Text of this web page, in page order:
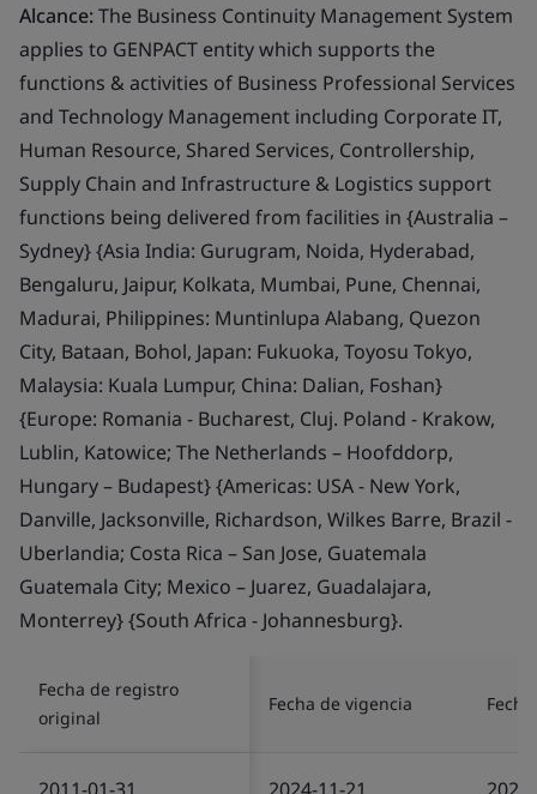
Alcance:The Business Continuity Management System
applies to GENPACT entity which supports the
functions & activities of Business Professional Services
and Technology Management including Corporate IT,
Human Resource, Shared Services, Controllership,
Supply Chain and Infrastructure & Logistics support
functions being delivered from facilities in {Australia –
Sydney} {Asia India: Gurugram, Noida, Hyderabad,
Bengaluru, Jaipur, Kolkata, Mumbai, Pune, Chennai,
Madurai, Philippines: Muntinlupa Alabang, Quezon
City, Bataan, Bohol, Japan: Fukuoka, Toyosu Tokyo,
Malaysia: Kuala Lumpur, China: Dalian, Foshan}
{Europe: Romania - Bucharest, Cluj. Poland - Krakow,
Lublin, Katowice; The Netherlands – Hoofddorp,
Hungary – Budapest} {Americas: USA - New York,
Danville, Jacksonville, Richardson, Wilkes Barre, Brazil -
Uberlandia; Costa Rica – San Jose, Guatemala
Guatemala City; Mexico – Juarez, Guadalajara,
Monterrey} {South Africa - Johannesburg}.
Fecha de registro
original
Fecha de vigencia